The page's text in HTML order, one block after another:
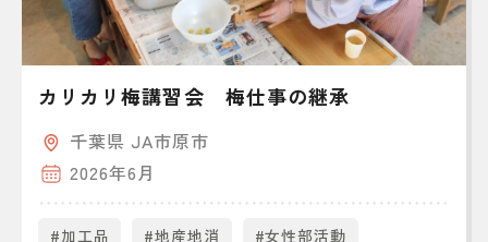
カリカリ梅講習会 梅仕事の継承
千葉県 JA市原市
2026年6月
#加工品 #地産地消 #女性部活動